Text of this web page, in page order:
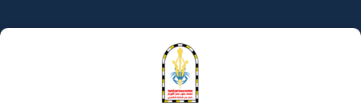
إلى
المحتوى